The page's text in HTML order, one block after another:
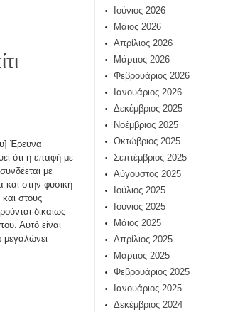
Έρευνα
ότι η επαφή με
με
και στην φυσική
στους
δικαίως
Αυτό είναι
μεγαλώνει
Ιούνιος 2026
Μάιος 2026
Απρίλιος 2026
Μάρτιος 2026
Φεβρουάριος 2026
Ιανουάριος 2026
Δεκέμβριος 2025
Νοέμβριος 2025
Οκτώβριος 2025
Σεπτέμβριος 2025
Αύγουστος 2025
Ιούλιος 2025
Ιούνιος 2025
Μάιος 2025
Απρίλιος 2025
Μάρτιος 2025
Φεβρουάριος 2025
Ιανουάριος 2025
Δεκέμβριος 2024